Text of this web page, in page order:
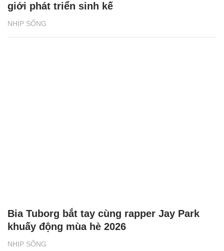
NHỊP SỐNG
giới phát triển sinh kế
NHỊP SỐNG
Bia Tuborg bắt tay cùng rapper Jay Park
khuấy động mùa hè 2026